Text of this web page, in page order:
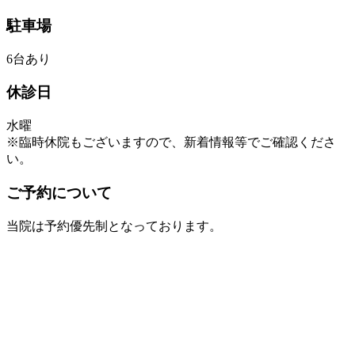
駐車場
6台あり
休診日
水曜
※臨時休院もございますので、新着情報等でご確認くださ
い。
ご予約について
当院は予約優先制となっております。